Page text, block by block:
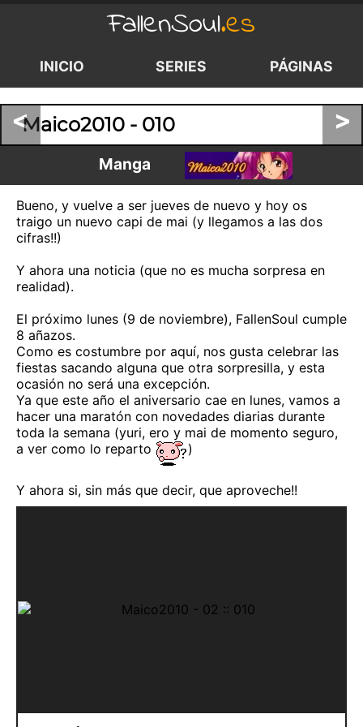
FallenSoul.es
INICIO SERIES PÁGINAS
< >
Maico2010 - 010
Manga
Bueno, y vuelve a ser jueves de nuevo y hoy os
traigo un nuevo capi de mai (y llegamos a las dos
cifras!!)
Y ahora una noticia (que no es mucha sorpresa en
realidad).
El próximo lunes (9 de noviembre), FallenSoul cumple
8 añazos.
Como es costumbre por aquí, nos gusta celebrar las
fiestas sacando alguna que otra sorpresilla, y esta
ocasión no será una excepción.
Ya que este año el aniversario cae en lunes, vamos a
hacer una maratón con novedades diarias durante
toda la semana (yuri, ero y mai de momento seguro,
a ver como lo reparto
)
Y ahora si, sin más que decir, que aproveche!!